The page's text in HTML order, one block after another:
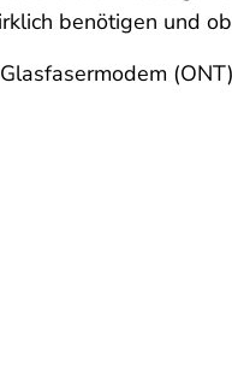
benötigen und